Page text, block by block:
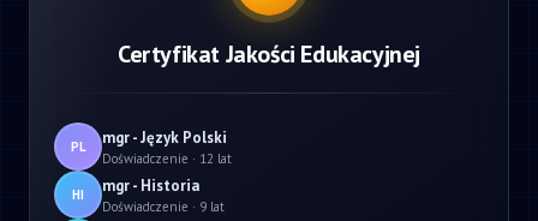
Certyfikat Jakości Edukacyjnej
PL mgr - Język Polski
Doświadczenie · 12 lat
HI mgr - Historia
Doświadczenie · 9 lat